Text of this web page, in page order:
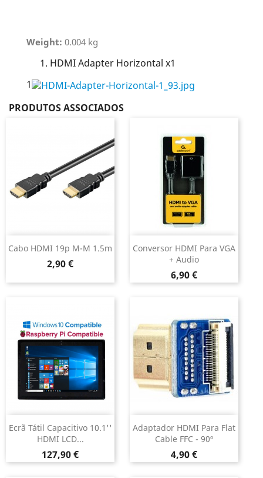
Weight: 0.004 kg
HDMI Adapter Horizontal x1
1
PRODUTOS ASSOCIADOS
Cabo HDMI 19p M-M 1.5m
Preço
2,90 €
Conversor HDMI Para VGA
+ Audio
Preço
6,90 €
Ecrã Tátil Capacitivo 10.1''
HDMI LCD...
Preço
127,90 €
Adaptador HDMI Para Flat
Cable FFC - 90º
Preço
4,90 €